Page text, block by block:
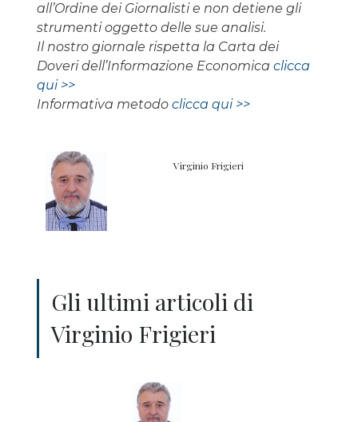
all’Ordine dei Giornalisti e non detiene gli
strumenti oggetto delle sue analisi.
Il nostro giornale rispetta la Carta dei
Doveri dell’Informazione Economica clicca
qui >>
Informativa metodo clicca qui >>
Virginio Frigieri
Gli ultimi articoli di
Virginio Frigieri